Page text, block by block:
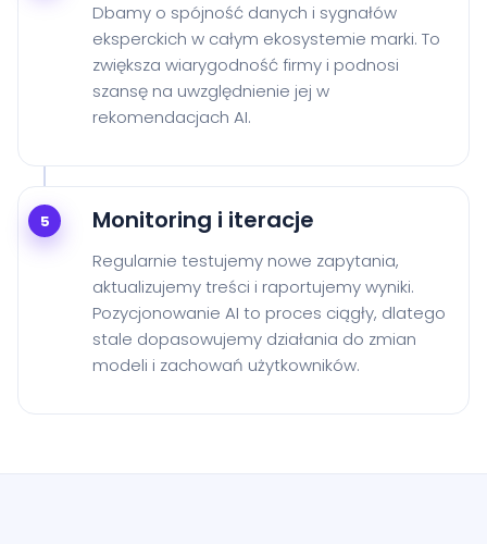
Dbamy o spójność danych i sygnałów
eksperckich w całym ekosystemie marki. To
zwiększa wiarygodność firmy i podnosi
szansę na uwzględnienie jej w
rekomendacjach AI.
5 Monitoring i iteracje
Regularnie testujemy nowe zapytania,
aktualizujemy treści i raportujemy wyniki.
Pozycjonowanie AI to proces ciągły, dlatego
stale dopasowujemy działania do zmian
modeli i zachowań użytkowników.